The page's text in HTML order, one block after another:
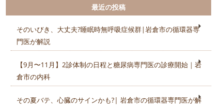
最近の投稿
そのいびき、大丈夫?睡眠時無呼吸症候群|岩倉市の循環器専
門医が解説
【9月〜11月】2診体制の日程と糖尿病専門医の診療開始｜岩
倉市の内科
その夏バテ、心臓のサインかも?| 岩倉市の循環器専門医が解